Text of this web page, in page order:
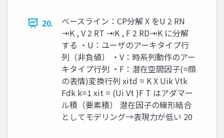
20.
ベースライン：CP分解 X をU 2 RN
⇥K , V 2 RT ⇥K , F 2 RD⇥K に分解
する ・U：ユーザのアーキタイプ行
列（非負値） ・V：時系列動作のアー
キタイプ行列 ・F：潜在空間因子(=顔
の表情)変換行列 xitd = K X Uik Vtk
Fdk k=1 xit = (Ui Vt )F T はアダマー
ル積（要素積） 潜在因子の線形結合
としてモデリング→表現力が低い 20